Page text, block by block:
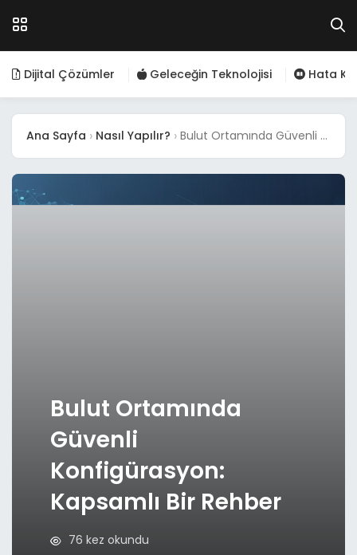
Dijital Çözümler Geleceğin Teknolojisi Hata
Ana Sayfa Nasıl Yapılır? Bulut Ortamında Güvenli Konfigürasyon: Kapsamlı Bir Rehber
Bulut Ortamında
Güvenli
Konfigürasyon:
Kapsamlı Bir Rehber
76 kez okundu